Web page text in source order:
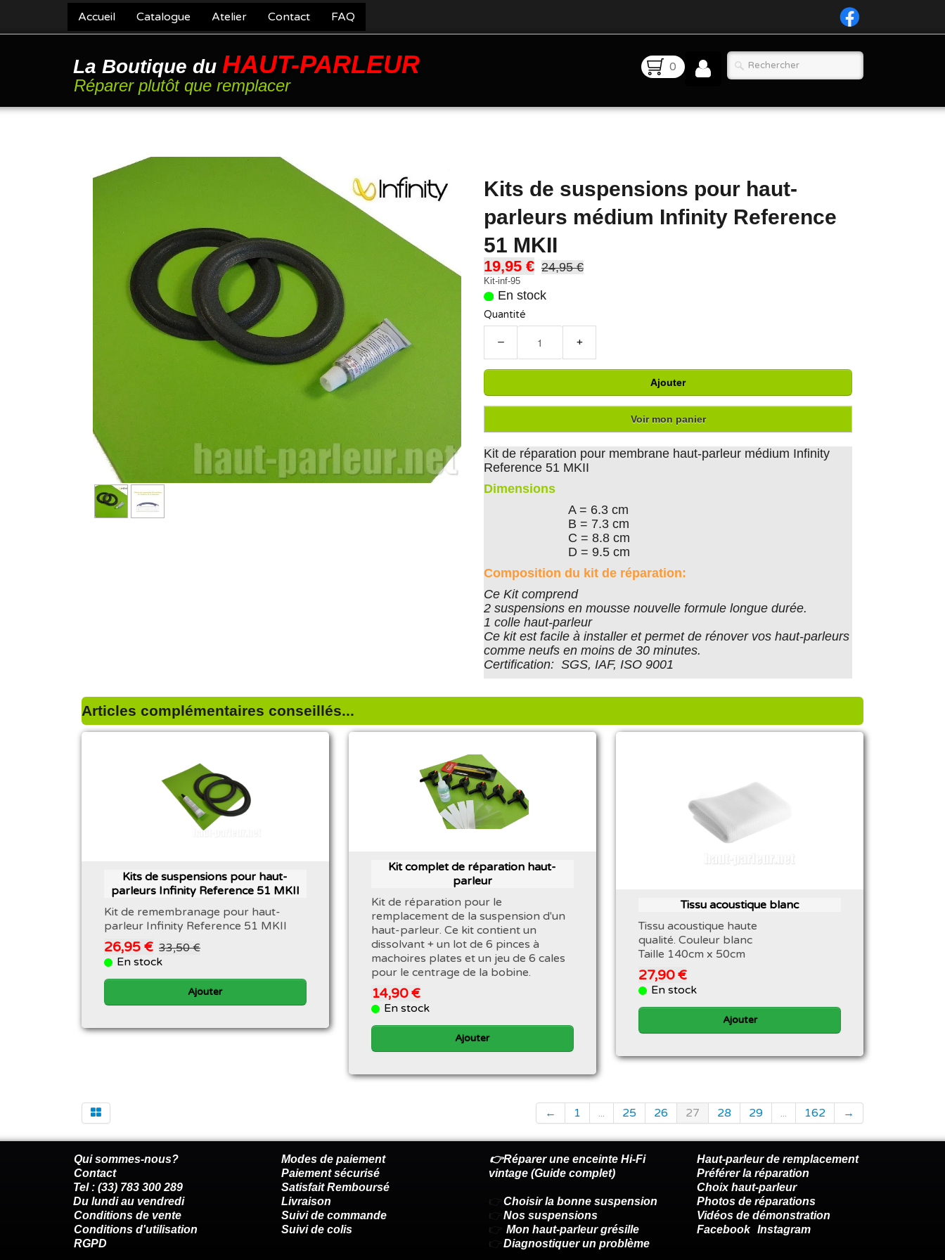
Accueil Catalogue Atelier Contact FAQ
La Boutique du HAUT-PARLEUR
Réparer plutôt que remplacer
0
Kits de suspensions pour haut-
parleurs médium Infinity Reference
51 MKII
19,95 € 24,95 €
Kit-inf-95
En stock
Quantité
− +
Ajouter
Voir mon panier
Kit de réparation pour membrane haut-parleur médium Infinity
Reference 51 MKII
Dimensions
A = 6.3 cm
B = 7.3 cm
C = 8.8 cm
D = 9.5 cm
Composition du kit de réparation:
Ce Kit comprend
2 suspensions en mousse nouvelle formule longue durée.
1 colle haut-parleur
Ce kit est facile à installer et permet de rénover vos haut-parleurs
comme neufs en moins de 30 minutes.
Certification: SGS, IAF, ISO 9001
Articles complémentaires conseillés...
Kits de suspensions pour haut-
parleurs ​Infinity Reference 51 MKII
Kit de remembranage pour haut-
parleur Infinity Reference 51 MKII
26,95 € 33,50 €
En stock
Ajouter
Kit complet de réparation haut-
parleur
Kit de réparation pour le
remplacement de la suspension d'un
haut-parleur. Ce kit contient un
dissolvant + un lot de 6 pinces à
machoires plates et un jeu de 6 cales
pour le centrage de la bobine.
14,90 €
En stock
Ajouter
Tissu acoustique blanc
Tissu acoustique haute
qualité. Couleur blanc
Taille 140cm x 50cm
27,90 €
En stock
Ajouter
← 1 ... 25 26 27 28 29 ... 162 →
Qui sommes-nous?
Contact
Tel : (33) 783 300 289
Du lundi au vendredi
Conditions de vente
Conditions d'utilisation
RGPD
Modes de paiement
Paiement sécurisé
Satisfait Remboursé
Livraison
Suivi de commande
Suivi de colis
👉Réparer une enceinte Hi-Fi
vintage (Guide complet)
👉 Choisir la bonne suspension
👉 Nos suspensions
👉 Mon haut-parleur grésille
👉 Diagnostiquer un problème
Haut-parleur de remplacement
Préférer la réparation
Choix haut-parleur
Photos de réparations
Vidéos de démonstration
Facebook Instagram